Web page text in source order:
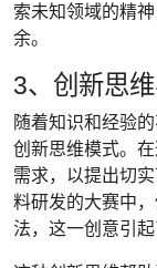
索未知领域的精
余。
3、创新思
随着知识和经验
创新思维模式。
需求，以提出切
料研发的大赛中
法，这一创意引